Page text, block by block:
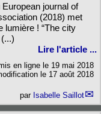
journal of
(2018) met
lumière ! “The city
Lire l'article ...
en ligne le 19 mai 2018
le 17 août 2018
par Isabelle Saillot